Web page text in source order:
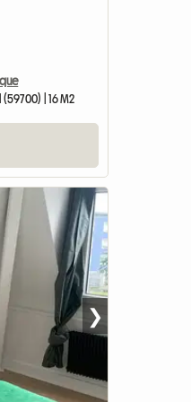
| 16 M2
❯